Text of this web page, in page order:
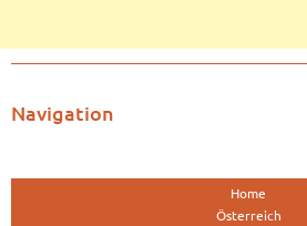
Navigation
Home
Österreich